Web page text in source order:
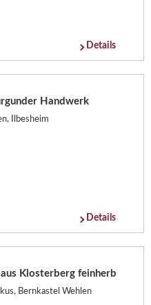
Details
Handwerk
Ilbesheim
Details
Klosterberg feinherb
Bernkastel Wehlen